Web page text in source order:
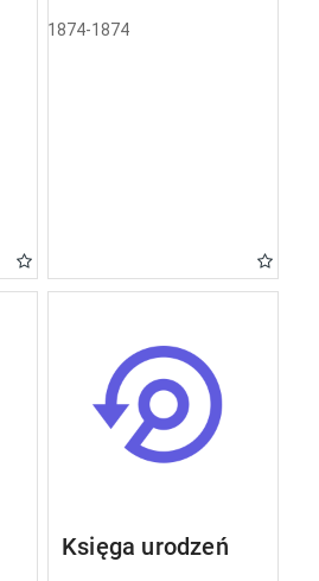
1874-1874
Księga urodzeń